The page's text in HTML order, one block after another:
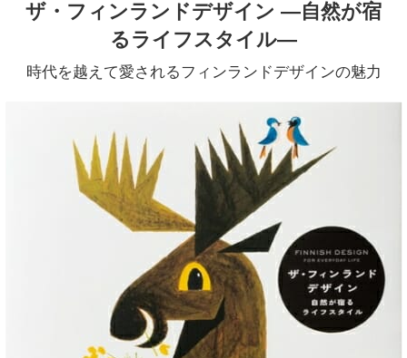
ザ・フィンランドデザイン —自然が宿
るライフスタイル—
時代を越えて愛されるフィンランドデザインの魅力